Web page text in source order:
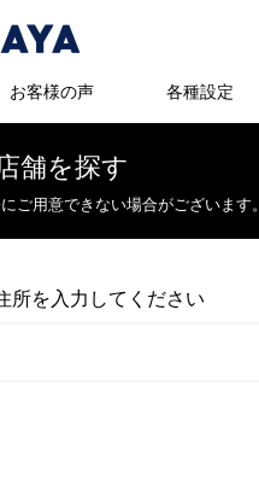
お客様の声 各種設定
舗を探す
ご用意できない場合がございます。
所を入力してください